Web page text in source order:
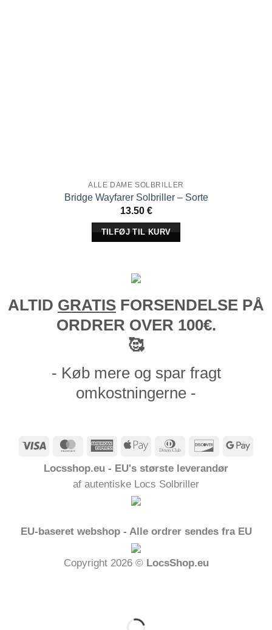
ALLE DAME SOLBRILLER
Bridge Wayfarer Solbriller – Sorte
13.50 €
TILFØJ TIL KURV
ALTID GRATIS FORSENDELSE PÅ
ORDRER OVER 100€.
🥰
- Køb mere og spar fragt
omkostningerne -
Visum MasterCardAmericanApple
Dinners
Opdage
Locsshop.eu - EU's største leverandør
af autentiske Locs Solbriller
EU-baseret webshop - Alle ordrer sendes fra EU
Copyright 2026 © LocsShop.eu